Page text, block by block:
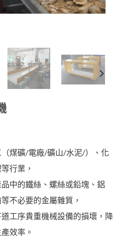
煤礦/電廠/礦山/水泥/）、化
行業，
中的鐵絲、螺絲或鉛塊、鋁
不必要的金屬雜質，
工序貴重機械設備的損壞，降
效率。